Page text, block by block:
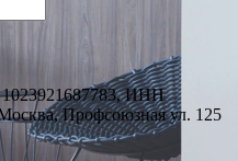
ИНН
Профсоюзная ул. 125